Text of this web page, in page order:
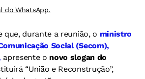
do WhatsApp.
que, durante a reunião, o ministro
Social (Secom),
apresente o novo slogan do
“União e Reconstrução”,